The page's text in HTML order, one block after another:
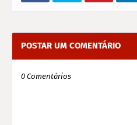
POSTAR UM COMENTÁRIO
0 Comentários